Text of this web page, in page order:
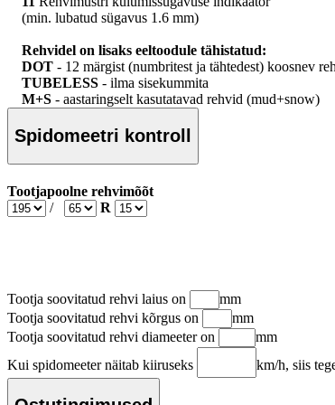
(min. lubatud sügavus 1.6 mm)
Rehvidel on lisaks eeltoodule tähistatud:
DOT - 12 märgist (numbritest ja tähtedest) koosnev
TUBELESS - ilma sisekummita
M+S - aastaringselt kasutatavad rehvid (mud+snow)
Spidomeetri kontroll
Tootjapoolne rehvimõõt
/
R
Tootja soovitatud rehvi laius on mm
Tootja soovitatud rehvi kõrgus on
mm
Tootja soovitatud rehvi diameeter on
mm
Kui spidomeeter näitab kiiruseks
km/h, siis